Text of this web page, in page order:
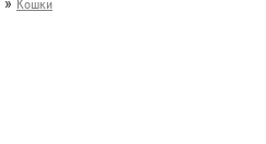
Кошки